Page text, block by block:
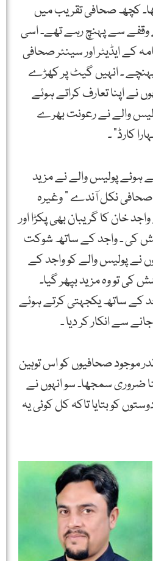
کچھ صحافی تقریب میں
وقفے سے پہنچ رہے تھے۔ اسی
کے ایڈیٹر اور سینئر صحافی
۔ انہیں گیٹ پر کھڑے
نے اپنا تعارف کراتے ہوئے
والے نے رعونت بھرے
کارڈ“ ۔
ہوئے پولیس والے نے مزید
صحافی نکل آندے “ وغیرہ
خان کا گریبان بھی پکڑا اور
کی ۔ واجد کے ساتھ شوکت
نے پولیس والے کو واجد کے
تو وہ مزید بپھر گیا۔
کے ساتھ یکجہتی کرتے ہوئے
سے انکار کر دیا ۔
موجود صحافیوں کو اس توہین
ضروری سمجھا۔ سو انہوں نے
کو بتایا تاکہ کل کوئی یہ